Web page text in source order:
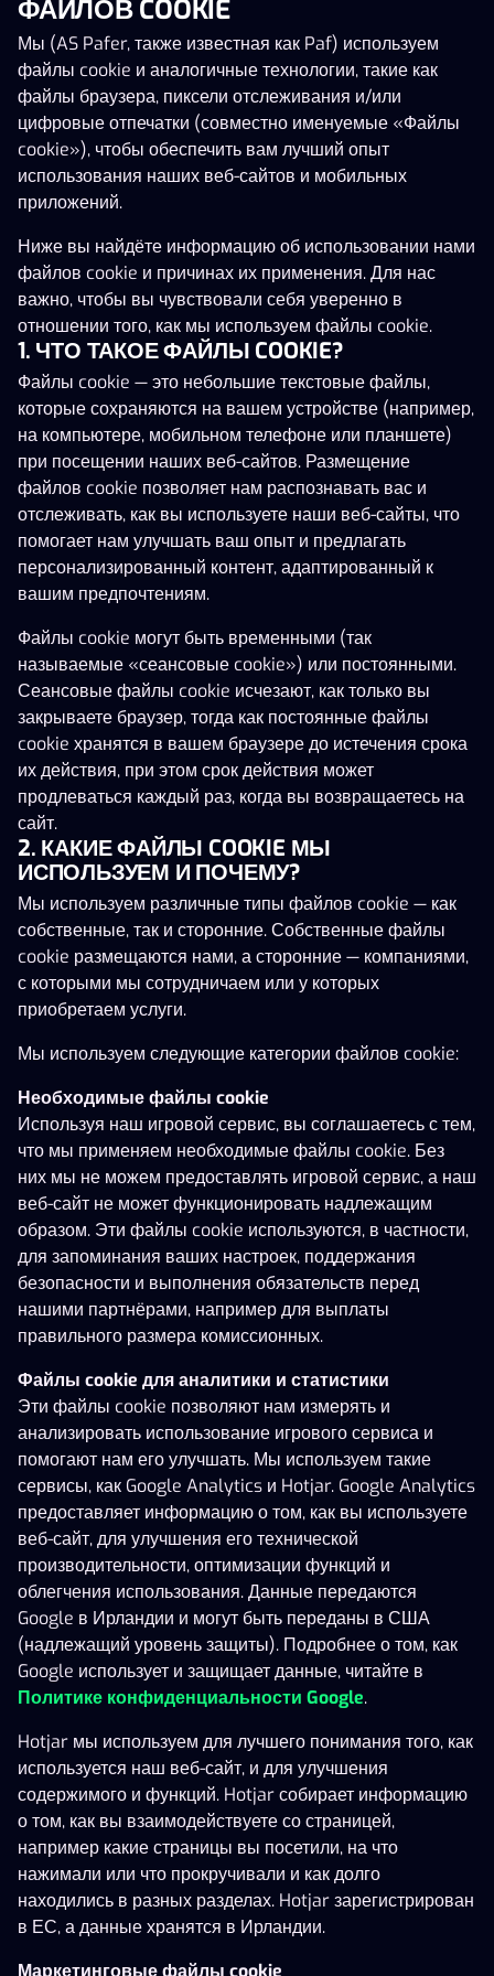
Kreisiraadio
63 039 €
Kreisiraadio
PAF
John Hunter and the Book of Tut
John Hunter and the Book of Tut
PRAGMATIC PLAY
Night
Elk Studios
Rise of Olympus 1000
Legion Gold Reckoning
Выбор игроков Показать больше
Gates of Olympus Book of Dead
Legacy of Dead Rise of Merlin Raptor Doublemax
Джекпоты Показать больше(313
Bonsai Dragon Blitz Dream Drop
1 688 289 €
Kreisiraadio
63 039 €
Sherlock
2
Покупка бонуса Показать больше
Triple Cash Boost: Hold & Win Gates of
Megaways Показать больше
Temple Tumble The Ruby Megaways
ФАЙЛОВ COOKIE
Мы (AS Pafer, также известная как Paf) используем
файлы cookie и аналогичные технологии, такие как
файлы браузера, пиксели отслеживания и/или
цифровые отпечатки (совместно именуемые «Файлы
cookie»), чтобы обеспечить вам лучший опыт
использования наших веб-сайтов и мобильных
приложений.
Ниже вы найдёте информацию об использовании нами
файлов cookie и причинах их применения. Для нас
важно, чтобы вы чувствовали себя уверенно в
отношении того, как мы используем файлы cookie.
1. ЧТО ТАКОЕ ФАЙЛЫ COOKIE?
Файлы cookie — это небольшие текстовые файлы,
которые сохраняются на вашем устройстве (например,
на компьютере, мобильном телефоне или планшете)
при посещении наших веб-сайтов. Размещение
файлов cookie позволяет нам распознавать вас и
отслеживать, как вы используете наши веб-сайты, что
помогает нам улучшать ваш опыт и предлагать
персонализированный контент, адаптированный к
вашим предпочтениям.
Файлы cookie могут быть временными (так
называемые «сеансовые cookie») или постоянными.
Сеансовые файлы cookie исчезают, как только вы
закрываете браузер, тогда как постоянные файлы
cookie хранятся в вашем браузере до истечения срока
их действия, при этом срок действия может
продлеваться каждый раз, когда вы возвращаетесь на
сайт.
2. КАКИЕ ФАЙЛЫ COOKIE МЫ
ИСПОЛЬЗУЕМ И ПОЧЕМУ?
Мы используем различные типы файлов cookie — как
собственные, так и сторонние. Собственные файлы
cookie размещаются нами, а сторонние — компаниями,
с которыми мы сотрудничаем или у которых
приобретаем услуги.
Мы используем следующие категории файлов cookie:
Необходимые файлы cookie
Используя наш игровой сервис, вы соглашаетесь с тем,
что мы применяем необходимые файлы cookie. Без
них мы не можем предоставлять игровой сервис, а наш
веб-сайт не может функционировать надлежащим
образом. Эти файлы cookie используются, в частности,
для запоминания ваших настроек, поддержания
безопасности и выполнения обязательств перед
нашими партнёрами, например для выплаты
правильного размера комиссионных.
Файлы cookie для аналитики и статистики
Эти файлы cookie позволяют нам измерять и
анализировать использование игрового сервиса и
помогают нам его улучшать. Мы используем такие
сервисы, как Google Analytics и Hotjar. Google Analytics
предоставляет информацию о том, как вы используете
веб-сайт, для улучшения его технической
производительности, оптимизации функций и
облегчения использования. Данные передаются
Google в Ирландии и могут быть переданы в США
(надлежащий уровень защиты). Подробнее о том, как
Google использует и защищает данные, читайте в
Политике конфиденциальности Google.
Hotjar мы используем для лучшего понимания того, как
используется наш веб-сайт, и для улучшения
содержимого и функций. Hotjar собирает информацию
о том, как вы взаимодействуете со страницей,
например какие страницы вы посетили, на что
нажимали или что прокручивали и как долго
находились в разных разделах. Hotjar зарегистрирован
в ЕС, а данные хранятся в Ирландии.
Маркетинговые файлы cookie